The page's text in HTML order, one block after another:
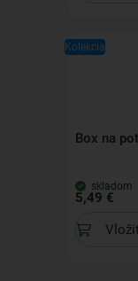
Kolekcia
Box na
skladom
5,49 €